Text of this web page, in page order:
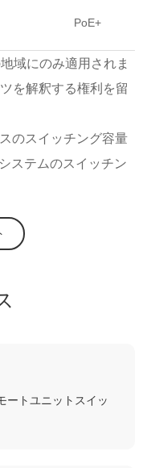
PoE+
域にのみ適用されま
を解釈する権利を留
のスイッチング容量
ステムのスイッチン
ートユニットスイッ